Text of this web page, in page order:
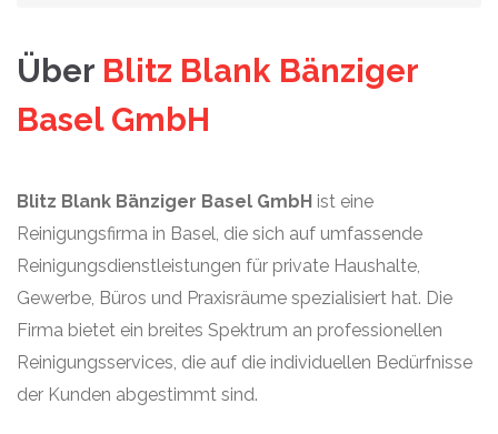
Über Blitz Blank Bänziger
Basel GmbH
Blitz Blank Bänziger Basel GmbH ist eine
Reinigungsfirma in Basel, die sich auf umfassende
Reinigungsdienstleistungen für private Haushalte,
Gewerbe, Büros und Praxisräume spezialisiert hat. Die
Firma bietet ein breites Spektrum an professionellen
Reinigungsservices, die auf die individuellen Bedürfnisse
der Kunden abgestimmt sind.